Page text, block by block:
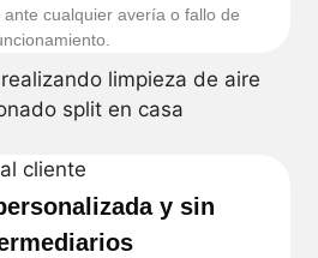
cualquier avería o fallo de
y sin